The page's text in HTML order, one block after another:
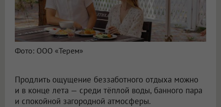
Фото: ООО «Терем»
Продлить ощущение беззаботного отдыха можно
и в конце лета — среди тёплой воды, банного пара
и спокойной загородной атмосферы.